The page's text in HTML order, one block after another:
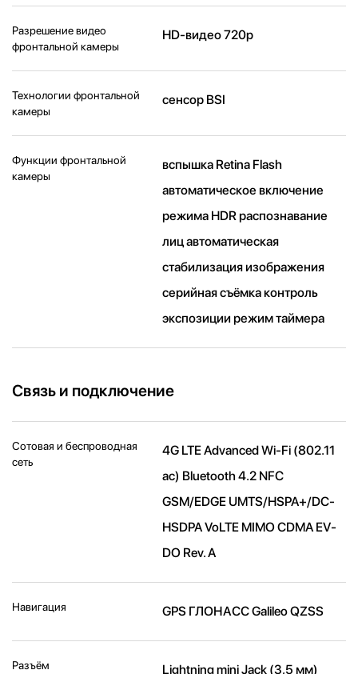
Разрешение видео
фронтальной камеры
HD-видео 720p
Технологии фронтальной
камеры
сенсор BSI
Функции фронтальной
камеры
вспышка Retina Flash
автоматическое включение
режима HDR распознавание
лиц автоматическая
стабилизация изображения
серийная съëмка контроль
экспозиции режим таймера
Связь и подключение
Сотовая и беспроводная
сеть
4G LTE Advanced Wi-Fi (802.11​
ac) Bluetooth 4.2 NFC
GSM/EDGE UMTS/​HSPA+/​DC-
HSDPA VoLTE MIMO CDMA EV-
DO Rev. A
Навигация GPS ГЛОНАСС Galileo QZSS
Разъём Lightning mini Jack (3,5 мм)